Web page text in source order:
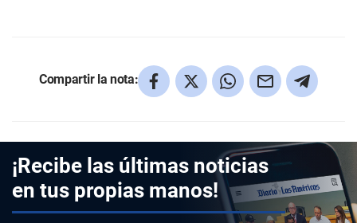
Compartir la nota:
¡Recibe las últimas noticias
en tus propias manos!